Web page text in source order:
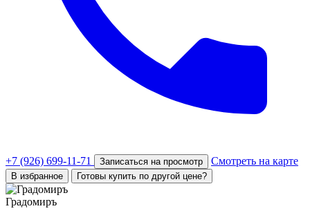
+7 (926) 699-11-71 Записаться на просмотр Смотреть на карте
В избранное Готовы купить по другой цене?
Градомиръ